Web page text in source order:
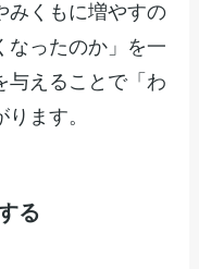
みくもに増やすの
なったのか」を一
与えることで「わ
ます。
る